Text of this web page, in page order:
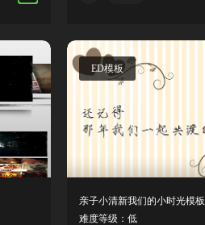
ED模板
亲子小清新我们的小时光模板
难度等级：低